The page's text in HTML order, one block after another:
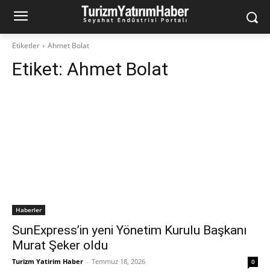
Etiketler Ahmet Bolat
Etiket: Ahmet Bolat
Haberler
SunExpress’in yeni Yönetim Kurulu Başkanı
Murat Şeker oldu
Turizm Yatirim Haber - Temmuz 18, 2026 0